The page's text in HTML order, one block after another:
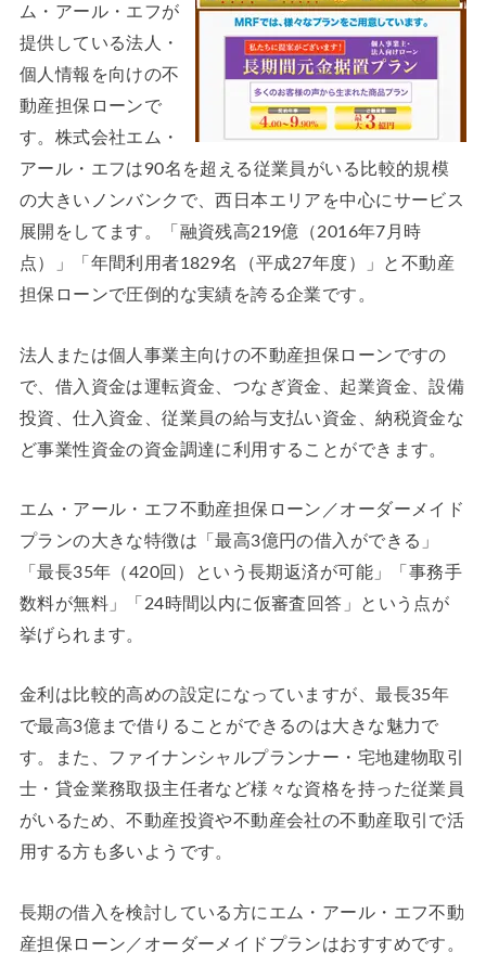
ム・アール・エフが
提供している法人・
個人情報を向けの不
動産担保ローンで
す。株式会社エム・
アール・エフは90名を超える従業員がいる比較的規模
の大きいノンバンクで、西日本エリアを中心にサービス
展開をしてます。「融資残高219億（2016年7月時
点）」「年間利用者1829名（平成27年度）」と不動産
担保ローンで圧倒的な実績を誇る企業です。
法人または個人事業主向けの不動産担保ローンですの
で、借入資金は運転資金、つなぎ資金、起業資金、設備
投資、仕入資金、従業員の給与支払い資金、納税資金な
ど事業性資金の資金調達に利用することができます。
エム・アール・エフ不動産担保ローン／オーダーメイド
プランの大きな特徴は「最高3億円の借入ができる」
「最長35年（420回）という長期返済が可能」「事務手
数料が無料」「24時間以内に仮審査回答」という点が
挙げられます。
金利は比較的高めの設定になっていますが、最長35年
で最高3億まで借りることができるのは大きな魅力で
す。また、ファイナンシャルプランナー・宅地建物取引
士・貸金業務取扱主任者など様々な資格を持った従業員
がいるため、不動産投資や不動産会社の不動産取引で活
用する方も多いようです。
長期の借入を検討している方にエム・アール・エフ不動
産担保ローン／オーダーメイドプランはおすすめです。